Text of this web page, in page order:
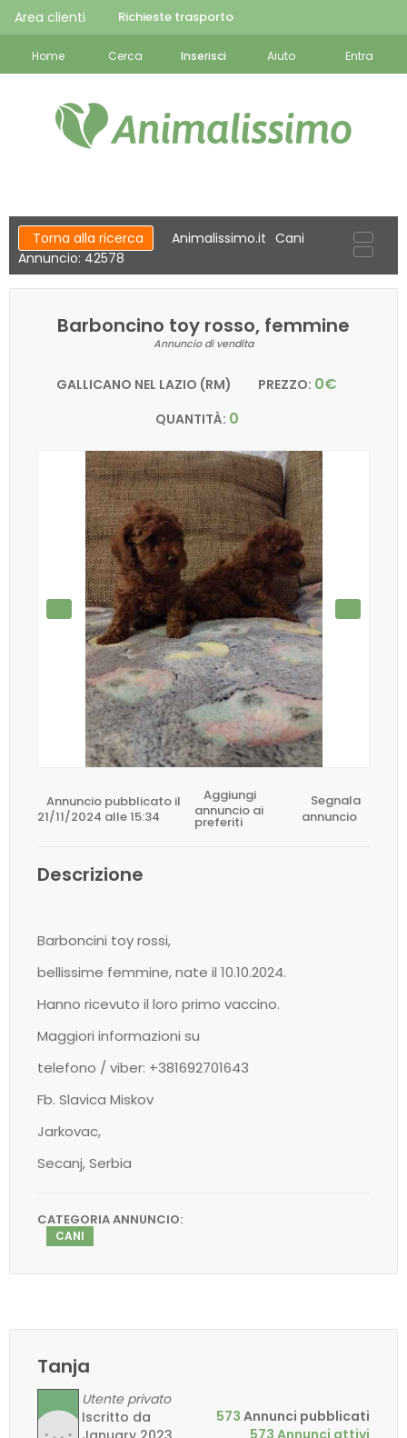
Area clienti Richieste trasporto
Home Cerca Inserisci Aiuto Entra
Torna alla ricerca Animalissimo.it Cani
Annuncio: 42578
Barboncino toy rosso, femmine
Annuncio di vendita
GALLICANO NEL LAZIO (RM) PREZZO: 0€
QUANTITÀ: 0
Annuncio pubblicato il
21/11/2024 alle 15:34
Aggiungi
annuncio ai
preferiti
Segnala
annuncio
Descrizione
Barboncini toy rossi,
bellissime femmine, nate il 10.10.2024.
Hanno ricevuto il loro primo vaccino.
Maggiori informazioni su
telefono / viber: +381692701643
Fb. Slavica Miskov
Jarkovac,
Secanj, Serbia
CATEGORIA ANNUNCIO:
CANI
Tanja
Utente privato
Iscritto da
573 Annunci pubblicati